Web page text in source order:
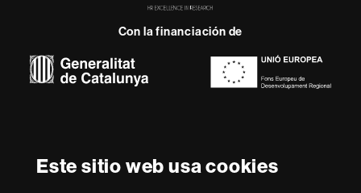
Este sitio web usa cookies
-
Con la financiación de
web
Accesibilidad web Mapa del web UAB